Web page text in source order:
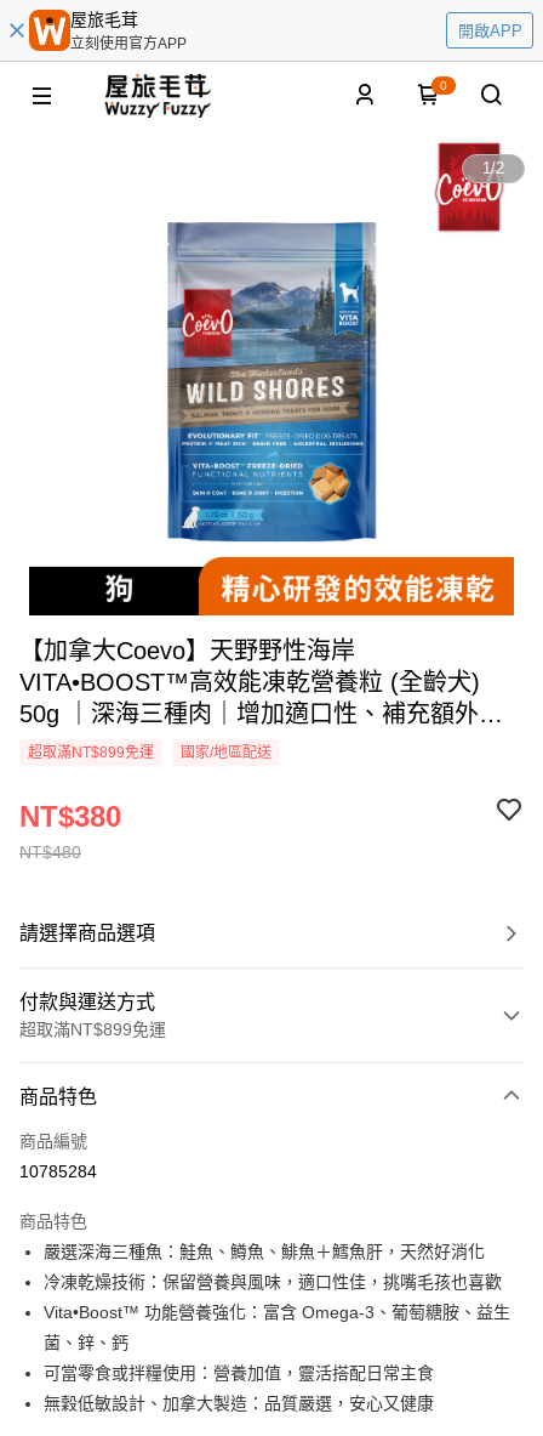
屋旅毛茸
立刻使用官方APP
開啟APP
0
1/2
【加拿大Coevo】天野野性海岸
VITA•BOOST™高效能凍乾營養粒 (全齡犬)
50g ｜深海三種肉｜增加適口性、補充額外營
養｜關節、毛髮、腸道保健｜動物型高蛋白含
超取滿NT$899免運 國家/地區配送
NT$480
NT$380
請選擇商品選項
付款與運送方式
超取滿NT$899免運
信用卡一次付款
超商取貨付款
Apple Pay
街口支付
悠遊付
ATM付款
商品特色
商品編號
10785284
商品特色
嚴選深海三種魚：鮭魚、鱒魚、鯡魚＋鱈魚肝，天然好消化
冷凍乾燥技術：保留營養與風味，適口性佳，挑嘴毛孩也喜歡
Vita•Boost™ 功能營養強化：富含 Omega-3、葡萄糖胺、益生
菌、鋅、鈣
可當零食或拌糧使用：營養加值，靈活搭配日常主食
無穀低敏設計、加拿大製造：品質嚴選，安心又健康